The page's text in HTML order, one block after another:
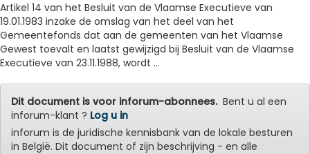
Artikel 14 van het Besluit van de Vlaamse Executieve van
19.01.1983 inzake de omslag van het deel van het
Gemeentefonds dat aan de gemeenten van het Vlaamse
Gewest toevalt en laatst gewijzigd bij Besluit van de Vlaamse
Executieve van 23.11.1988, wordt ...
Dit document is voor inforum-abonnees.Bent u al een
inforum-klant ? Log u in
inforum is de juridische kennisbank van de lokale besturen
in België. Dit document of zijn beschrijving - en alle